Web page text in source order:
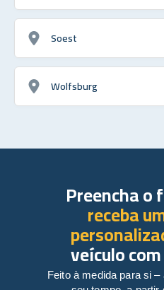
Soest
Wolfsburg
Preencha o
receba
veículo
Feito à medida para si